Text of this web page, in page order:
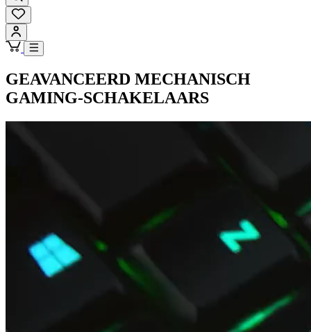
GEAVANCEERD MECHANISCH
GAMING-SCHAKELAARS